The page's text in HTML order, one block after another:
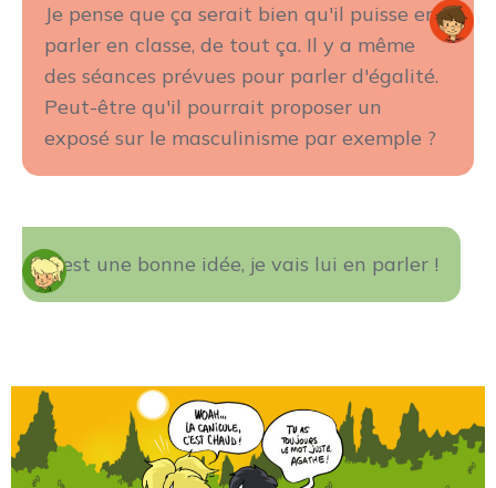
Je pense que ça serait bien qu'il puisse en
parler en classe, de tout ça. Il y a même
des séances prévues pour parler d'égalité.
Peut-être qu'il pourrait proposer un
exposé sur le masculinisme par exemple ?
C'est une bonne idée, je vais lui en parler !